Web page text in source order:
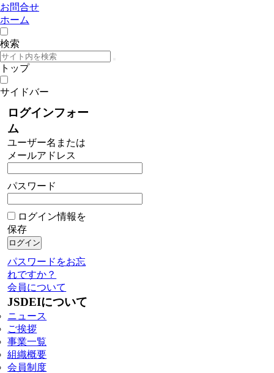
お問合せ
ホーム
検索
トップ
サイドバー
ログインフォー
ム
ユーザー名または
メールアドレス
パスワード
ログイン情報を
保存
パスワードをお忘
れですか？
会員について
JSDEIについて
ニュース
ご挨拶
事業一覧
組織概要
会員制度